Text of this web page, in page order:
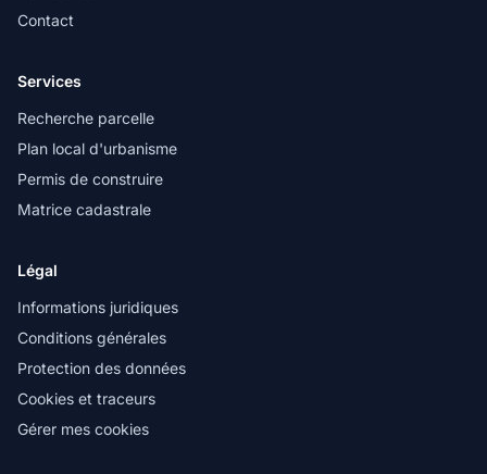
Contact
Services
Recherche parcelle
Plan local d'urbanisme
Permis de construire
Matrice cadastrale
Légal
Informations juridiques
Conditions générales
Protection des données
Cookies et traceurs
Gérer mes cookies